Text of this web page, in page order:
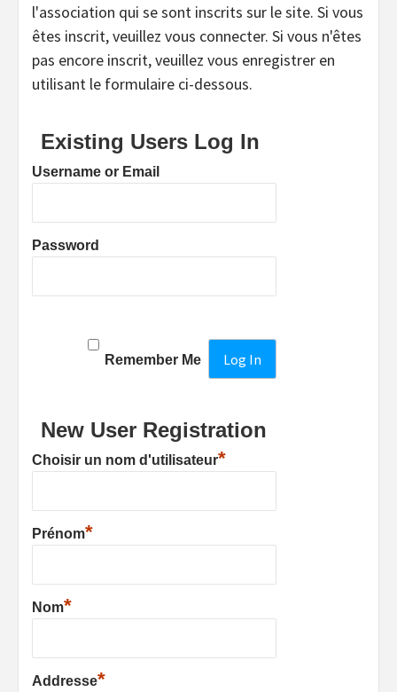
l'association qui se sont inscrits sur le site. Si vous
êtes inscrit, veuillez vous connecter. Si vous n'êtes
pas encore inscrit, veuillez vous enregistrer en
utilisant le formulaire ci-dessous.
Existing Users Log In
Username or Email
Password
Remember Me
New User Registration
Choisir un nom d'utilisateur*
Prénom*
Nom*
Addresse*